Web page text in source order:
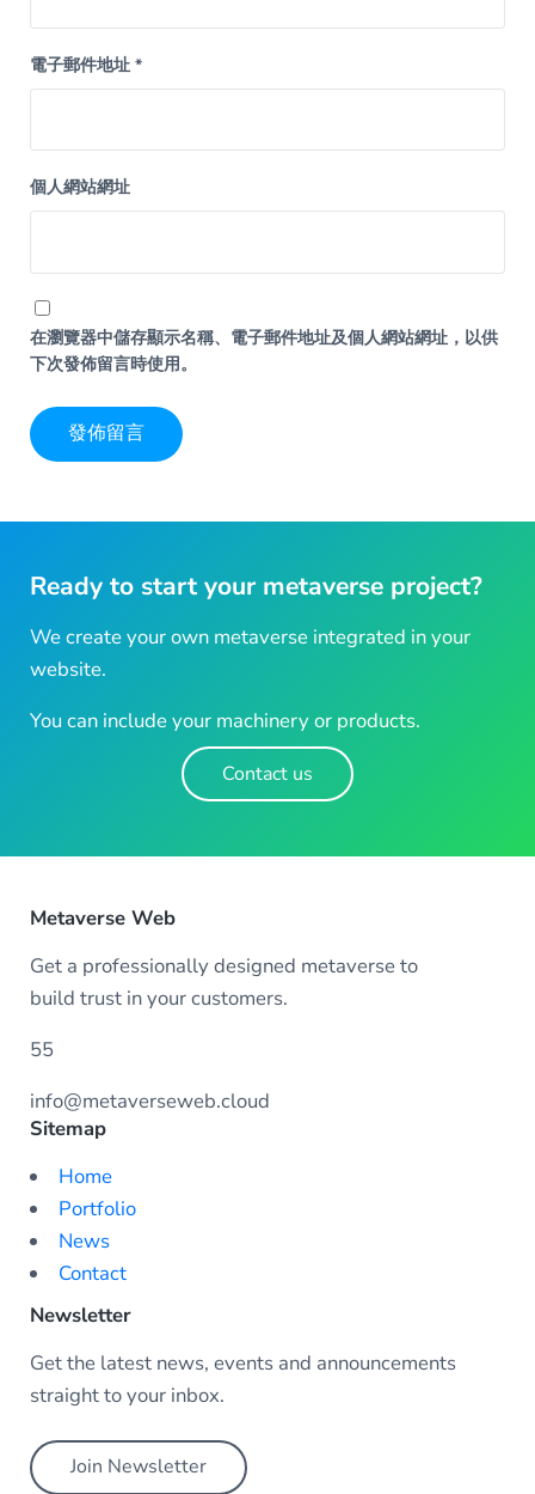
電子郵件地址 *
個人網站網址
在瀏覽器中儲存顯示名稱、電子郵件地址及個人網站網址，以供
下次發佈留言時使用。
Ready to start your metaverse project?
We create your own metaverse integrated in your
website.
You can include your machinery or products.
Contact us
Metaverse Web
Get a professionally designed metaverse to
build trust in your customers.
55
info@metaverseweb.cloud
Sitemap
Home
Portfolio
News
Contact
Newsletter
Get the latest news, events and announcements
straight to your inbox.
Join Newsletter